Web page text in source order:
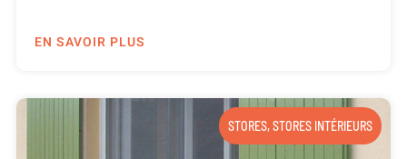
EN SAVOIR PLUS
STORES,STORES INTÉRIEURS